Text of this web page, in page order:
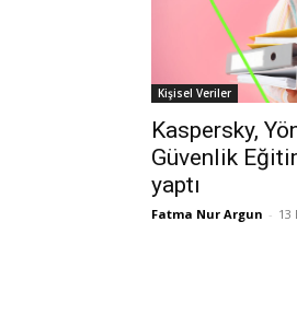
Kişisel Veriler
Kaspersky,
Güvenlik
yaptı
Fatma Nur Argun - 13